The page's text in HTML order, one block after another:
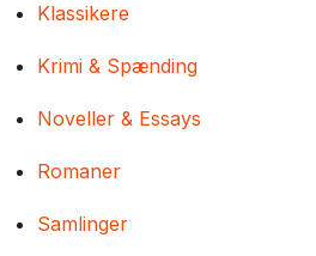
Klassikere
Krimi & Spænding
Noveller & Essays
Romaner
Samlinger